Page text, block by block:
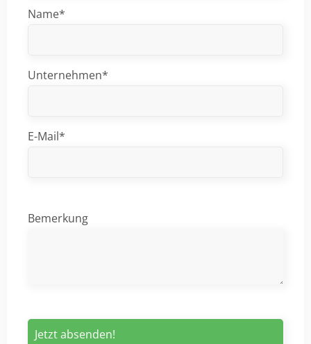
Name*
Unternehmen*
E-Mail*
Bemerkung